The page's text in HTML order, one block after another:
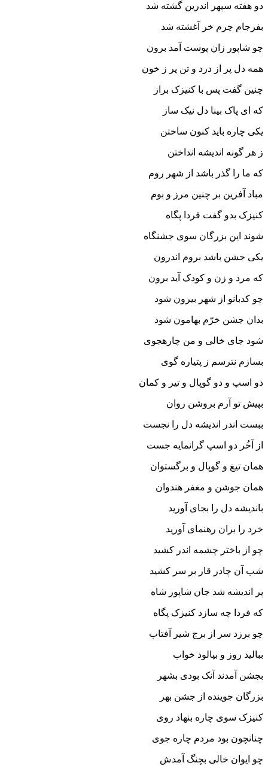
دو هفته سپهر اندرین گشته شد
بفرجام چرم خر آغشته شد
چو شاپور زان پوست آمد برون
همه دل پر از درد و تن پر ز خون‏
چنین گفت پس با کنیزک براز
که اى پاک بینا دل نیک ساز
یکى چاره باید کنون ساختن
ز هر گونه اندیشه انداختن‏
که ما را گذر باشد از شهر روم
مباد آفرین بر چنین مرز و بوم‏
کنیزک بدو گفت فردا پگاه
شوند این بزرگان سوى جشنگاه‏
یکى جشن باشد بروم اندرون
که مرد و زن و کودک آید برون‏
چو کدبانو از شهر بیرون شود
بدان جشن خرّم بهامون شود
شود جاى خالى و من چاره‏جوى
بسازم نترسم ز پتیاره گوى‏
دو اسپ و دو گوپال و تیر و کمان
بپیش تو آرم بروشن روان‏
ببست اندر اندیشه دل را نجست
از آخُر دو اسپ گرانمایه جست‏
همان تیغ و گوپال و برگستوان
همان جوشن و مغفر هندوان‏
باندیشه دل را بجاى آورید
خرد را بران رهنماى آورید
چو از باختر چشمه اندر کشید
شب آن چادر قار بر سر کشید
پر اندیشه شد جان شاپور شاه
که فردا چه سازد کنیزک پگاه‏
چو برزد سر از برج شیر آفتاب
ببالید روز و بپالود خواب‏
بجشن آمدند آنک بودى بشهر
بزرگان جوینده از جشن بهر
کنیزک سوى چاره بنهاد روى
چنانچون بود مردم چاره جوى‏
چو ایوان خالى بچنگ آمدش